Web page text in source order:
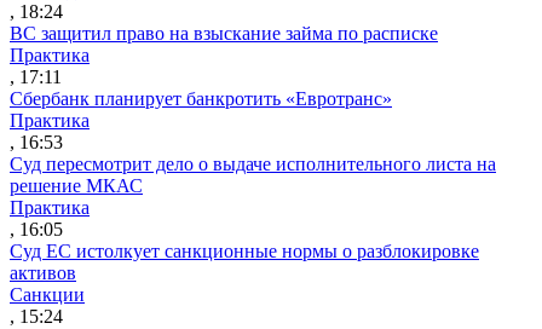
, 18:24
ВС защитил право на взыскание займа по расписке
Практика
, 17:11
Сбербанк планирует банкротить «Евротранс»
Практика
, 16:53
Суд пересмотрит дело о выдаче исполнительного листа на
решение МКАС
Практика
, 16:05
Суд ЕС истолкует санкционные нормы о разблокировке
активов
Санкции
, 15:24